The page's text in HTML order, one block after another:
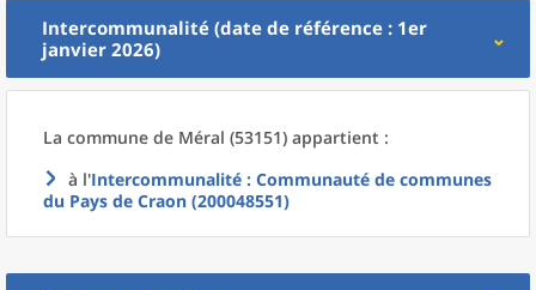
Intercommunalité (date de référence : 1er
janvier 2026)
La commune de Méral (53151) appartient :
à l'Intercommunalité : Communauté de communes
du Pays de Craon (200048551)